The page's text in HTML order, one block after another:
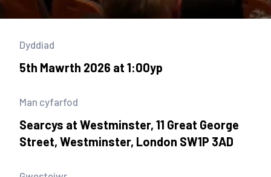
Dyddiad
5th Mawrth 2026 at 1:00yp
Man cyfarfod
Searcys at Westminster, 11 Great George
Street, Westminster, London SW1P 3AD